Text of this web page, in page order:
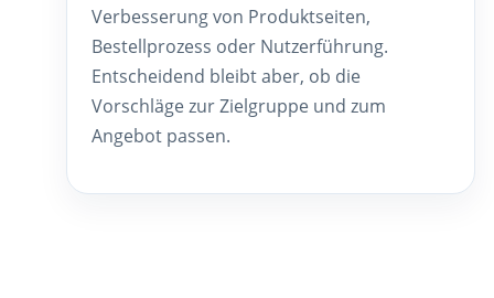
Verbesserung von Produktseiten,
Bestellprozess oder Nutzerführung.
Entscheidend bleibt aber, ob die
Vorschläge zur Zielgruppe und zum
Angebot passen.